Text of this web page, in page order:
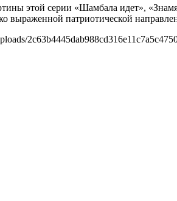
этой серии «Шамбала идет»,
выраженной патриотической